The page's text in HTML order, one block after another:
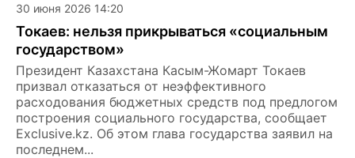
30 июня 2026 14:20
Токаев: нельзя прикрываться «социальным
государством»
Президент Казахстана Касым-Жомарт Токаев
призвал отказаться от неэффективного
расходования бюджетных средств под предлогом
построения социального государства, сообщает
Exclusive.kz. Об этом глава государства заявил на
последнем...